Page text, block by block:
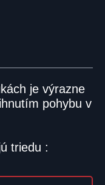
je výrazne
pohybu v
triedu :